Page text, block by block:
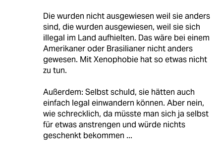
Die wurden nicht ausgewiesen weil sie anders
sind, die wurden ausgewiesen, weil sie sich
illegal im Land aufhielten. Das wäre bei einem
Amerikaner oder Brasilianer nicht anders
gewesen. Mit Xenophobie hat so etwas nicht
zu tun.
Außerdem: Selbst schuld, sie hätten auch
einfach legal einwandern können. Aber nein,
wie schrecklich, da müsste man sich ja selbst
für etwas anstrengen und würde nichts
geschenkt bekommen ...